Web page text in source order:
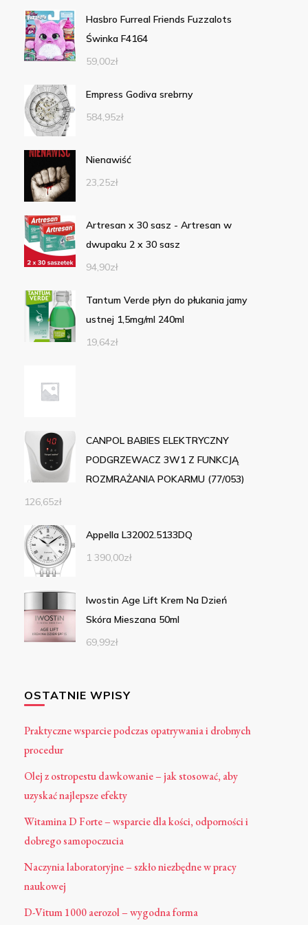
Hasbro Furreal Friends Fuzzalots
Świnka F4164
59,00zł
Empress Godiva srebrny
584,95zł
Nienawiść
23,25zł
Artresan x 30 sasz - Artresan w
dwupaku 2 x 30 sasz
94,90zł
Tantum Verde płyn do płukania jamy
ustnej 1,5mg/ml 240ml
19,64zł
CANPOL BABIES ELEKTRYCZNY
PODGRZEWACZ 3W1 Z FUNKCJĄ
ROZMRAŻANIA POKARMU (77/053)
126,65zł
Appella L32002.5133DQ
1 390,00zł
Iwostin Age Lift Krem Na Dzień
Skóra Mieszana 50ml
69,99zł
OSTATNIE WPISY
Praktyczne wsparcie podczas opatrywania i drobnych
procedur
Olej z ostropestu dawkowanie – jak stosować, aby
uzyskać najlepsze efekty
Witamina D Forte – wsparcie dla kości, odporności i
dobrego samopoczucia
Naczynia laboratoryjne – szkło niezbędne w pracy
naukowej
D-Vitum 1000 aerozol – wygodna forma